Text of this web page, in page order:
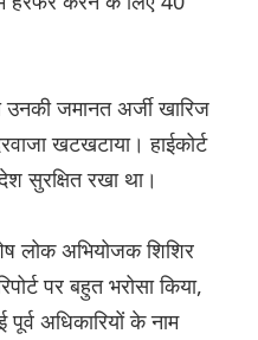
उनकी जमानत अर्जी खारिज
खटखटाया। हाईकोर्ट
सुरक्षित रखा था।
लोक अभियोजक शिशिर
पर बहुत भरोसा किया,
अधिकारियों के नाम